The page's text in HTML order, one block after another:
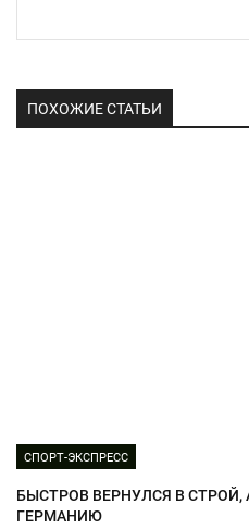
ПОХОЖИЕ СТАТЬИ
СПОРТ-ЭКСПРЕСС
БЫСТРОВ ВЕРНУЛСЯ В СТРОЙ,
ГЕРМАНИЮ